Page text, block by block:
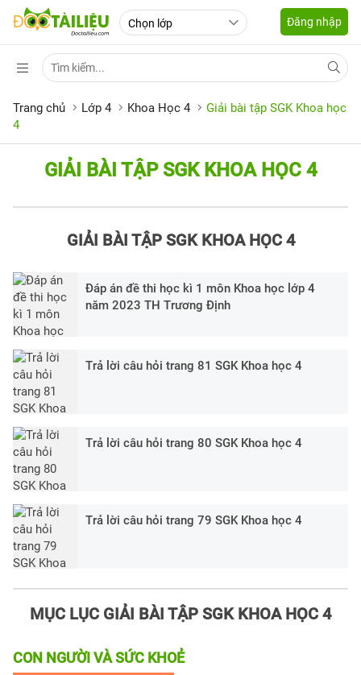
Đăng nhập
Trang chủ Lớp 4 Khoa Học 4
Giải bài tập SGK Khoa học
4
GIẢI BÀI TẬP SGK KHOA HỌC 4
GIẢI BÀI TẬP SGK KHOA HỌC 4
Đáp án đề thi học kì 1 môn Khoa học lớp 4
năm 2023 TH Trương Định
Trả lời câu hỏi trang 81 SGK Khoa học 4
Trả lời câu hỏi trang 80 SGK Khoa học 4
Trả lời câu hỏi trang 79 SGK Khoa học 4
MỤC LỤC GIẢI BÀI TẬP SGK KHOA HỌC 4
CON NGƯỜI VÀ SỨC KHOẺ